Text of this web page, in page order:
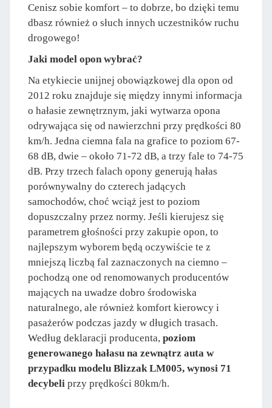
Cenisz sobie komfort – to dobrze, bo dzięki temu
dbasz również o słuch innych uczestników ruchu
drogowego!
Jaki model opon wybrać?
Na etykiecie unijnej obowiązkowej dla opon od
2012 roku znajduje się między innymi informacja
o hałasie zewnętrznym, jaki wytwarza opona
odrywająca się od nawierzchni przy prędkości 80
km/h. Jedna ciemna fala na grafice to poziom 67-
68 dB, dwie – około 71-72 dB, a trzy fale to 74-75
dB. Przy trzech falach opony generują hałas
porównywalny do czterech jadących
samochodów, choć wciąż jest to poziom
dopuszczalny przez normy. Jeśli kierujesz się
parametrem głośności przy zakupie opon, to
najlepszym wyborem będą oczywiście te z
mniejszą liczbą fal zaznaczonych na ciemno –
pochodzą one od renomowanych producentów
mających na uwadze dobro środowiska
naturalnego, ale również komfort kierowcy i
pasażerów podczas jazdy w długich trasach.
Według deklaracji producenta, poziom
generowanego hałasu na zewnątrz auta w
przypadku modelu Blizzak LM005, wynosi 71
decybeli przy prędkości 80km/h.